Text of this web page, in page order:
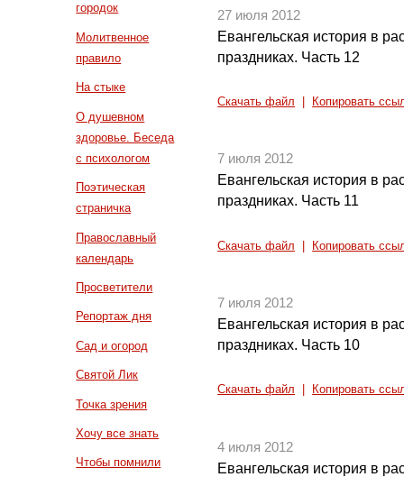
городок
Молитвенное
правило
На стыке
О душевном
здоровье. Беседа
с психологом
Поэтическая
страничка
Православный
календарь
Просветители
Репортаж дня
Сад и огород
Святой Лик
Точка зрения
Хочу все знать
Чтобы помнили
27 июля 2012
Евангельская история в
праздниках. Часть 12
Скачать файл Копировать
7 июля 2012
Евангельская история в
праздниках. Часть 11
Скачать файл Копировать
7 июля 2012
Евангельская история в
праздниках. Часть 10
Скачать файл Копировать
4 июля 2012
Евангельская история в